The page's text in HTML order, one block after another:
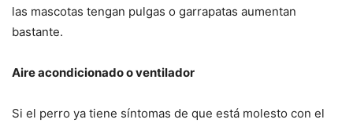
las mascotas tengan pulgas o garrapatas aumentan
bastante.
Aire acondicionado o ventilador
Si el perro ya tiene síntomas de que está molesto con el